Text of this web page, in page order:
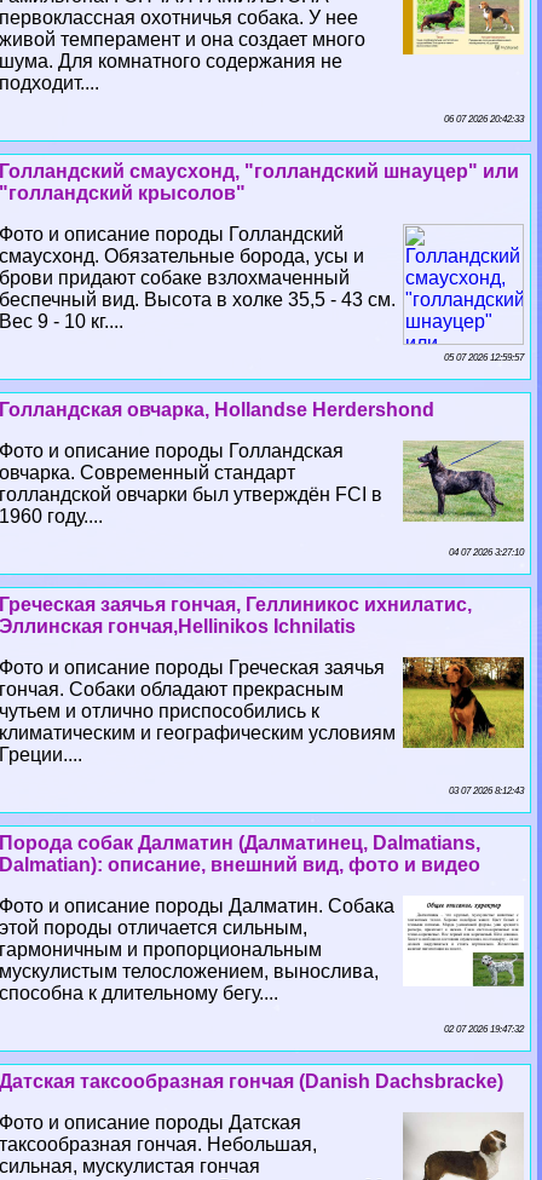
первоклассная охотничья собака. У нее
живой темперамент и она создает много
шума. Для комнатного содержания не
подходит....
06 07 2026 20:42:33
Голландский смаусхонд, "голландский шнауцер" или
"голландский крысолов"
Фото и описание породы Голландский
смаусхонд. Обязательные борода, усы и
брови придают собаке взлохмаченный
беспечный вид. Высота в холке 35,5 - 43 см.
Вес 9 - 10 кг....
05 07 2026 12:59:57
Голландская овчарка, Hollandse Herdershond
Фото и описание породы Голландская
овчарка. Современный стандарт
голландской овчарки был утверждён FCI в
1960 году....
04 07 2026 3:27:10
Греческая заячья гончая, Геллиникос ихнилатис,
Эллинская гончая,Hellinikos Ichnilatis
Фото и описание породы Греческая заячья
гончая. Собаки обладают прекрасным
чутьем и отлично приспособились к
климатическим и географическим условиям
Греции....
03 07 2026 8:12:43
Порода собак Далматин (Далматинец, Dalmatians,
Dalmatian): описание, внешний вид, фото и видео
Фото и описание породы Далматин. Собака
этой породы отличается сильным,
гармоничным и пропорциональным
мускулистым телосложением, вынослива,
способна к длительному бегу....
02 07 2026 19:47:32
Датская таксообразная гончая (Danish Dachsbracke)
Фото и описание породы Датская
таксообразная гончая. Небольшая,
сильная, мускулистая гончая